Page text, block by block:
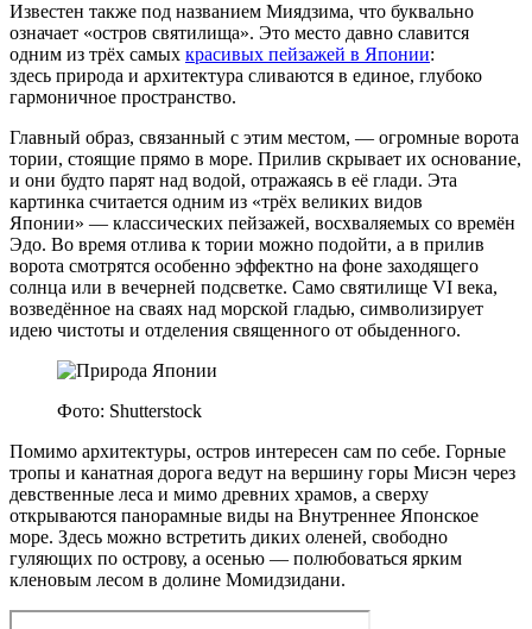
Известен также под названием Миядзима, что буквально
означает «остров святилища». Это место давно славится
одним из трёх самых красивых пейзажей в Японии:
здесь природа и архитектура сливаются в единое, глубоко
гармоничное пространство.
Главный образ, связанный с этим местом, — огромные ворота
тории, стоящие прямо в море. Прилив скрывает их основание,
и они будто парят над водой, отражаясь в её глади. Эта
картинка считается одним из «трёх великих видов
Японии» — классических пейзажей, восхваляемых со времён
Эдо. Во время отлива к тории можно подойти, а в прилив
ворота смотрятся особенно эффектно на фоне заходящего
солнца или в вечерней подсветке. Само святилище VI века,
возведённое на сваях над морской гладью, символизирует
идею чистоты и отделения священного от обыденного.
Фото: Shutterstock
Помимо архитектуры, остров интересен сам по себе. Горные
тропы и канатная дорога ведут на вершину горы Мисэн через
девственные леса и мимо древних храмов, а сверху
открываются панорамные виды на Внутреннее Японское
море. Здесь можно встретить диких оленей, свободно
гуляющих по острову, а осенью — полюбоваться ярким
кленовым лесом в долине Момидзидани.